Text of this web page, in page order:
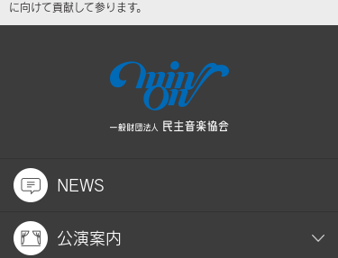
に向けて貢献して参ります。
NEWS
公演案内